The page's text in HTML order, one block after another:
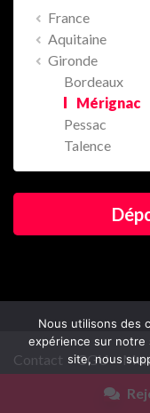
France
Aquitaine
Gironde
Bordeaux
Mérignac
Pessac
Talence
Contact CGU
Nous utilisons des
expérience sur notre
site, nous